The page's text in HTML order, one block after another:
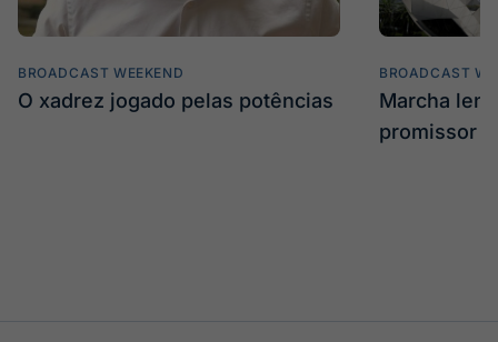
BROADCAST WEEKEND
O xadrez jogado pelas potências
BROADCAST
Marcha
promissor